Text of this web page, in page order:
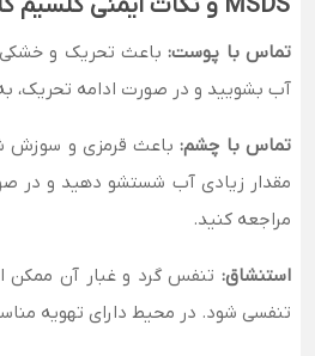
تماس با پوست:باعث تحریک و
آب بشویید و در صورت ادامه تحریک،
تماس با چشم:باعث قرمزی و سوزش
مقدار زیادی آب شستشو دهید و در
مراجعه کنید.
استنشاق: تنفس گرد و غبار آن
تنفسی شود. در محیط دارای تهویه